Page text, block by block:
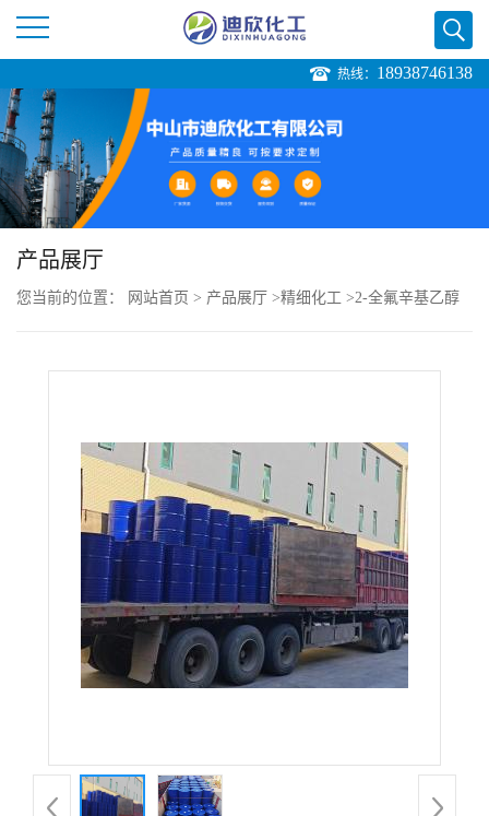
司
首
页
公
热线： 18938746138
产品展厅
您当前的位置： 网站首页 > 产品展厅 >精细化工 >2-全氟辛基乙醇